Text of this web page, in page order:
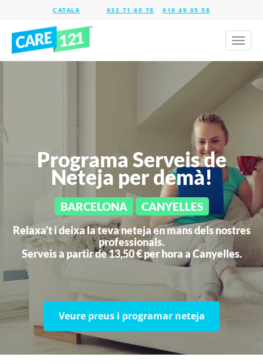
932 71 60 78 919 49 05 58
Toggle
Programa Serveis de
Neteja per demà!
BARCELONA CANYELLES
Relaxa't i deixa la teva neteja en mans dels nostres
professionals.
Serveis a partir de 13,50 € per hora aCanyelles.
Veure preus i programar neteja